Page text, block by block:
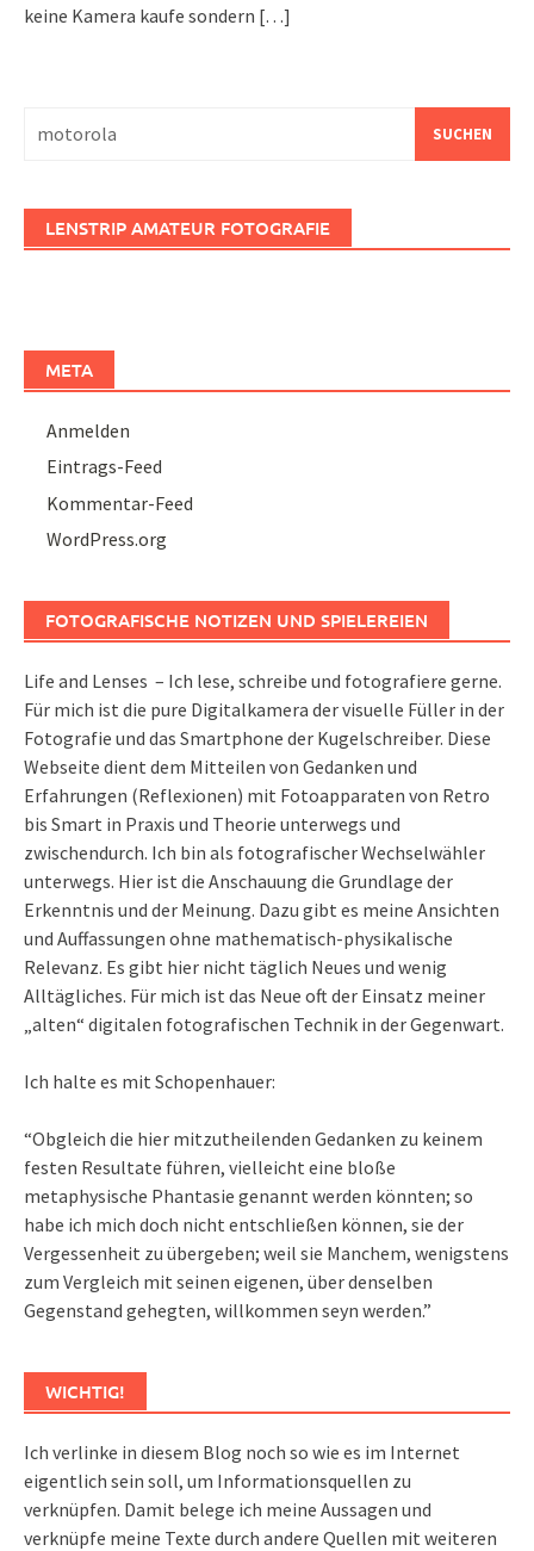
keine Kamera kaufe sondern […]
nach:
LENSTRIP AMATEUR FOTOGRAFIE
META
Anmelden
Eintrags-Feed
Kommentar-Feed
WordPress.org
FOTOGRAFISCHE NOTIZEN UND SPIELEREIEN
Life and Lenses – Ich lese, schreibe und fotografiere gerne.
Für mich ist die pure Digitalkamera der visuelle Füller in der
Fotografie und das Smartphone der Kugelschreiber. Diese
Webseite dient dem Mitteilen von Gedanken und
Erfahrungen (Reflexionen) mit Fotoapparaten von Retro
bis Smart in Praxis und Theorie unterwegs und
zwischendurch. Ich bin als fotografischer Wechselwähler
unterwegs. Hier ist die Anschauung die Grundlage der
Erkenntnis und der Meinung. Dazu gibt es meine Ansichten
und Auffassungen ohne mathematisch-physikalische
Relevanz. Es gibt hier nicht täglich Neues und wenig
Alltägliches. Für mich ist das Neue oft der Einsatz meiner
„alten“ digitalen fotografischen Technik in der Gegenwart.
Ich halte es mit Schopenhauer:
“Obgleich die hier mitzutheilenden Gedanken zu keinem
festen Resultate führen, vielleicht eine bloße
metaphysische Phantasie genannt werden könnten; so
habe ich mich doch nicht entschließen können, sie der
Vergessenheit zu übergeben; weil sie Manchem, wenigstens
zum Vergleich mit seinen eigenen, über denselben
Gegenstand gehegten, willkommen seyn werden.”
WICHTIG!
Ich verlinke in diesem Blog noch so wie es im Internet
eigentlich sein soll, um Informationsquellen zu
verknüpfen. Damit belege ich meine Aussagen und
verknüpfe meine Texte durch andere Quellen mit weiteren